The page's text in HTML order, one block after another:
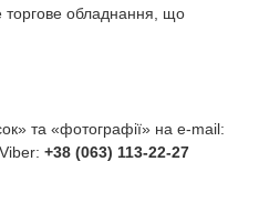
обладнання, що
та «фотографії» на e-mail:
+38 (063) 113-22-27